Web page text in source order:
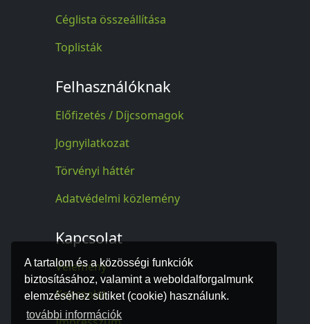
A tartalom és a közösségi funkciók
biztosításához, valamint a weboldalforgalmunk
elemzéséhez sütiket (cookie) használunk.
további információk
Céglista összeállítása
Toplisták
Felhasználóknak
Előfizetés / Díjcsomagok
Jognyilatkozat
Törvényi háttér
Adatvédelmi közlemény
Kapcsolat
Vélemény
Kapcsolat